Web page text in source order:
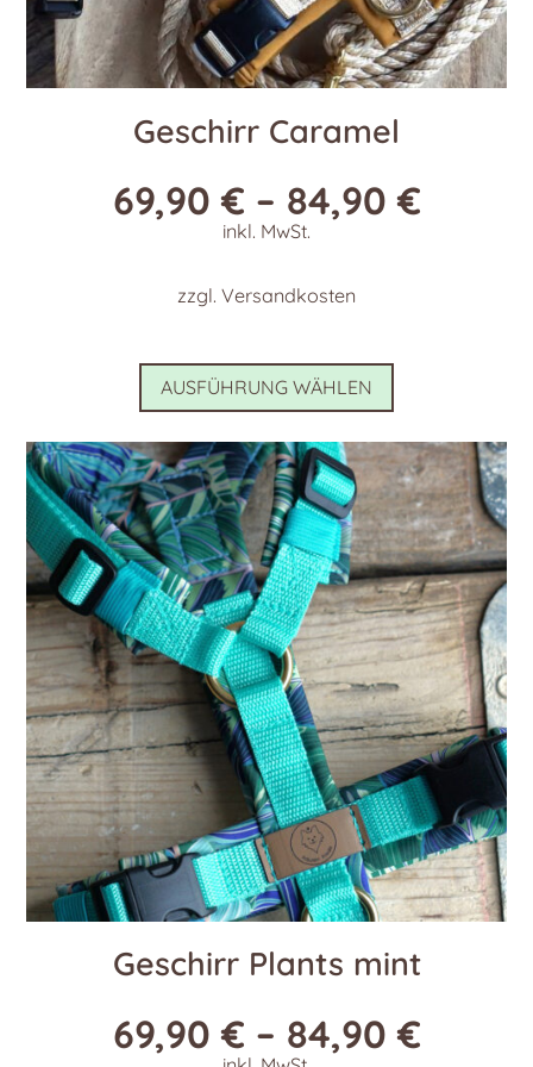
Geschirr Caramel
69,90€ – 84,90€
inkl. MwSt.
zzgl. Versandkosten
AUSFÜHRUNG WÄHLEN
Dieses
weist
mehrere
Varianten
auf.
Die
Optionen
können
auf
der
Produktseite
gewählt
werden
Geschirr Plants mint
69,90€ – 84,90€